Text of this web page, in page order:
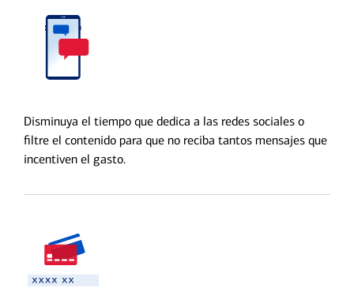
Disminuya el tiempo que dedica a las redes sociales o
filtre el contenido para que no reciba tantos mensajes que
incentiven el gasto.